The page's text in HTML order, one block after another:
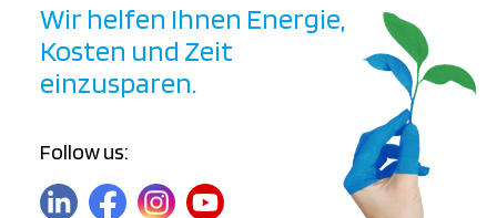
Wir helfen Ihnen Energie,
Kosten und Zeit
einzusparen.
Follow us: